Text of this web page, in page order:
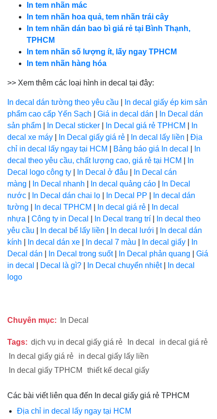
In tem nhãn mác
In tem nhãn hoa quả, tem nhãn trái cây
In tem nhãn dán bao bì giá rẻ tại Bình Thạnh,
TPHCM
In tem nhãn số lượng ít, lấy ngay TPHCM
In tem nhãn hàng hóa
>> Xem thêm các loại hình in decal tại đây:
In decal dán tường theo yêu cầu
In decal giấy ép kim sản
phẩm cao cấp Yến Sạch
Giá in decal dán
In Decal dán
sản phẩm
In Decal sticker In Decal giá rẻ TPHCM
In
decal xe máy
In Decal giấy giá rẻ In decal lấy liền
Địa
chỉ in decal lấy ngay tại HCM
Bảng báo giá In decal
In
decal theo yêu cầu, chất lượng cao, giá rẻ tại HCM
In
Decal logo công ty
In Decal ở đâu
In Decal cán
màng
In Decal nhanh In decal quảng cáo
In Decal
nước
In Decal dán chai lọ In Decal PP
In decal dán
tường
In decal TPHCM In decal giá rẻ
In decal
nhựa
Công ty in Decal In Decal trang trí
In decal theo
yêu cầu
In decal bế lấy liền In decal lưới
In decal dán
kính
In decal dán xe In decal 7 màu In decal giấy
In
Decal dán
In Decal trong suốt| In Decal phản quang
Giá
in decal
Decal là gì? In Decal chuyển nhiệt|
In decal
logo
Chuyên mục: In Decal
Tags: dịch vụ in decal giấy giá rẻ In decal
in decal giá rẻ
In decal giấy giá rẻ
in decal giấy lấy liền
In decal giấy TPHCM
thiết kế decal giấy
Các bài viết liên qua đến In decal giấy giá rẻ TPHCM
Địa chỉ in decal lấy ngay tại HCM